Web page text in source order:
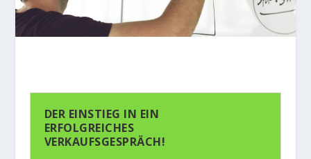
DER EINSTIEG IN EIN
ERFOLGREICHES
VERKAUFSGESPRÄCH!